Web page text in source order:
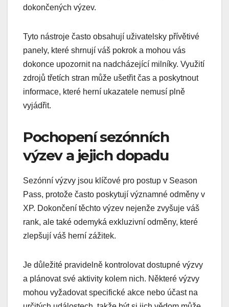
dokončených výzev.
Tyto nástroje často obsahují uživatelsky přívětivé
panely, které shrnují váš pokrok a mohou vás
dokonce upozornit na nadcházející milníky. Využití
zdrojů třetích stran může ušetřit čas a poskytnout
informace, které herní ukazatele nemusí plně
vyjádřit.
Pochopení sezónních
výzev a jejich dopadu
Sezónní výzvy jsou klíčové pro postup v Season
Pass, protože často poskytují významné odměny v
XP. Dokončení těchto výzev nejenže zvyšuje váš
rank, ale také odemyká exkluzivní odměny, které
zlepšují váš herní zážitek.
Je důležité pravidelně kontrolovat dostupné výzvy
a plánovat své aktivity kolem nich. Některé výzvy
mohou vyžadovat specifické akce nebo účast na